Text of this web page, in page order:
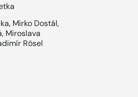
, Mirko Dostál,
, Miroslava
Rösel